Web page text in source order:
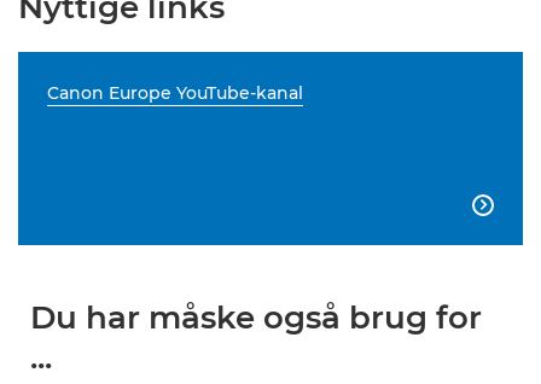
Canon Europe YouTube-kanal

Du har måske også brug for
...